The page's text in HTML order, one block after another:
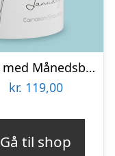
Krus med Månedsblomst & Egen Tekst
kr. 119,00
Gå til shop